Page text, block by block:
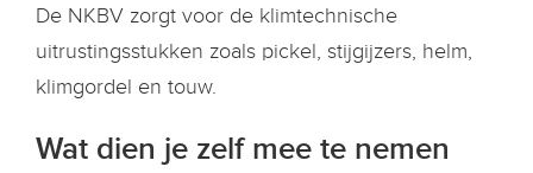
De NKBV zorgt voor de klimtechnische
uitrustingsstukken zoals pickel, stijgijzers, helm,
klimgordel en touw.
Wat dien je zelf mee te nemen